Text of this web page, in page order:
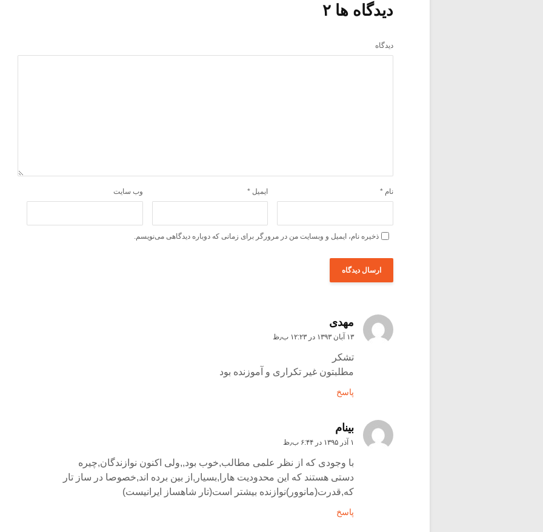
دیدگاه ها ۲
دیدگاه
نام * ایمیل * وب‌ سایت
ذخیره نام، ایمیل و وبسایت من در مرورگر برای زمانی که دوباره دیدگاهی می‌نویسم.
مهدی
۱۳ آبان ۱۳۹۳ در ۱۲:۲۳ ب٫ظ
تشکر
مطلبتون غیر تکراری و آموزنده بود
پاسخ
بینام
۱ آذر ۱۳۹۵ در ۶:۴۴ ب٫ظ
با وجودی که از نظر علمی مطالب,خوب بود,,ولی اکنون نوازندگان,چیره
دستی هستند که این محدودیت هارا,بسیار,از بین برده اند,خصوصا در ساز تار
که,قدرت(مانوور)نوازنده بیشتر است(تار شاهساز ایرانیست)
پاسخ